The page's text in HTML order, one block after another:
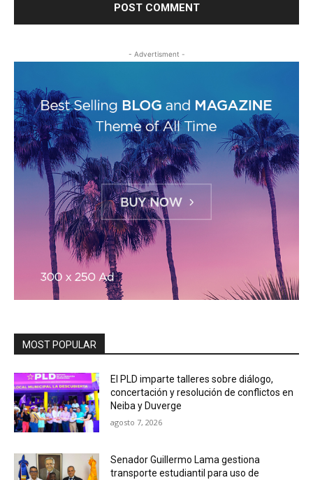
- Advertisment -
MOST POPULAR
El PLD imparte talleres sobre diálogo,
concertación y resolución de conflictos en
Neiba y Duverge
agosto 7, 2026
Senador Guillermo Lama gestiona
transporte estudiantil para uso de